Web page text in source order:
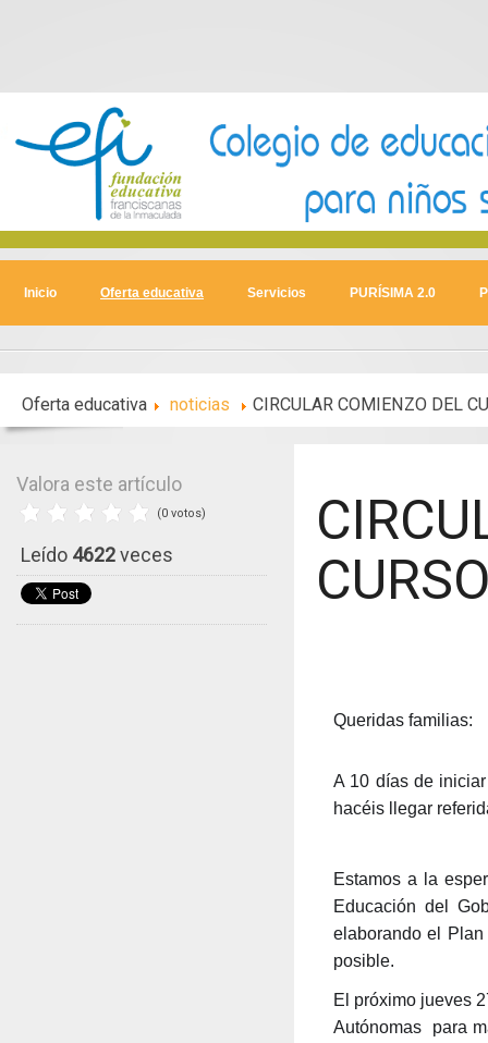
Inicio Oferta educativa Servicios PURÍSIMA 2.0
Oferta educativa noticias CIRCULAR COMIENZO DEL
Valora este artículo
(0 votos)
Leído 4622veces
Queridas familias:
A 10 días de
hacéis llegar
Estamos a la
Educación del
elaborando el
posible.
El próximo jueves
Autónomas para